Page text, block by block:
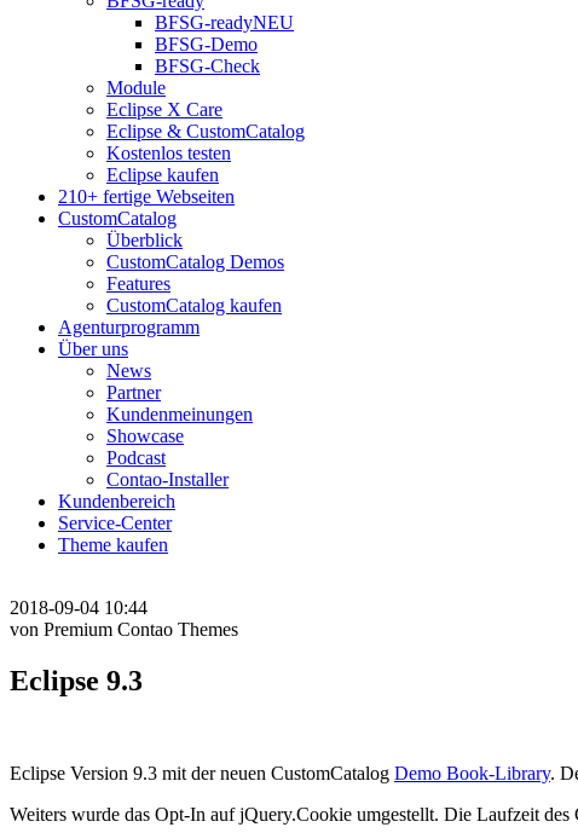
BFSG-readyNEU
BFSG-Demo
BFSG-Check
Module
Eclipse X Care
Eclipse & CustomCatalog
Kostenlos testen
Eclipse kaufen
210+ fertige Webseiten
CustomCatalog
Überblick
CustomCatalog Demos
Features
CustomCatalog kaufen
Agenturprogramm
Über uns
News
Partner
Kundenmeinungen
Showcase
Podcast
Contao-Installer
Kundenbereich
Service-Center
Theme kaufen
2018-09-04 10:44
von Premium Contao Themes
Eclipse 9.3
Eclipse Version 9.3 mit der neuen CustomCatalog Demo Book-Library.
Weiters wurde das Opt-In auf jQuery.Cookie umgestellt. Die Laufzeit